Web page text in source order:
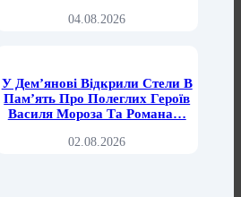
04.08.2026
У Дем’янові Відкрили Стели В
Пам’ять Про Полеглих Героїв
Василя Мороза Та Романа…
02.08.2026